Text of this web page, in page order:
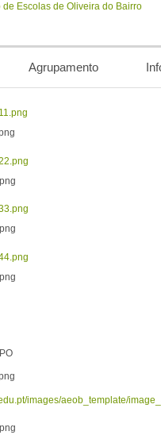
Agrupamento
images/aeob_template/